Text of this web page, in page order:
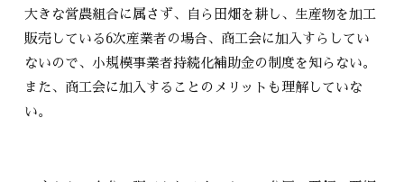
大きな営農組合に属さず、自ら田畑を耕し、生産物を加工
販売している6次産業者の場合、商工会に加入すらしてい
ないので、小規模事業者持続化補助金の制度を知らない。
また、商工会に加入することのメリットも理解していな
い。